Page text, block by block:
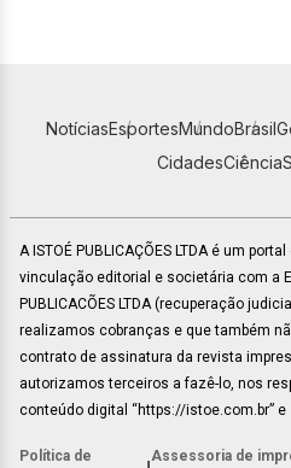
NotíciasEsportesMundoBrasil
CidadesCiência
A ISTOÉ PUBLICAÇÕES LTDA é um
vinculação editorial e societária com a
PUBLICACÕES LTDA (recuperação
realizamos cobranças e que também
contrato de assinatura da revista
autorizamos terceiros a fazê-lo, nos
conteúdo digital “https://istoe.com.br”
Política de Assessoria de